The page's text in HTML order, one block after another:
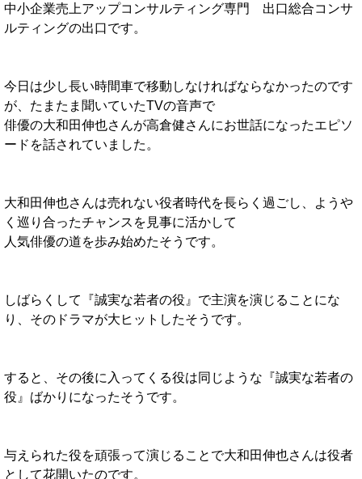
中小企業売上アップコンサルティング専門 出口総合コンサ
ルティングの出口です。
今日は少し長い時間車で移動しなければならなかったのです
が、たまたま聞いていたTVの音声で
俳優の大和田伸也さんが高倉健さんにお世話になったエピソ
ードを話されていました。
大和田伸也さんは売れない役者時代を長らく過ごし、ようや
く巡り合ったチャンスを見事に活かして
人気俳優の道を歩み始めたそうです。
しばらくして『誠実な若者の役』で主演を演じることにな
り、そのドラマが大ヒットしたそうです。
すると、その後に入ってくる役は同じような『誠実な若者の
役』ばかりになったそうです。
与えられた役を頑張って演じることで大和田伸也さんは役者
として花開いたのです。